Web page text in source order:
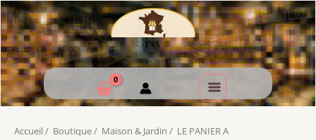
Accueil / Boutique/ Maison & Jardin / LE PANIER A